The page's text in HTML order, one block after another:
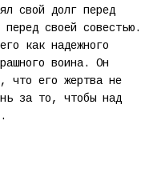
свой долг перед
своей совестью.
как надежного
воина. Он
что его жертва не
за то, чтобы над